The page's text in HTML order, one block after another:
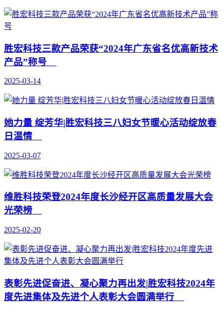
胜宏科技三款产品荣获“2024年广东省名优高新技术
产品”称号
2025-03-14
她力量 绽芳华|胜宏科技三八妇女节暖心活动绽放春
日温情
2025-03-07
维胜科技荣登2024年度长沙经开区高质量发展大会
光荣榜
2025-02-20
表彰先进促奋进、凝心聚力再出发|胜宏科技2024年
度先进集体及先进个人表彰大会圆满举行